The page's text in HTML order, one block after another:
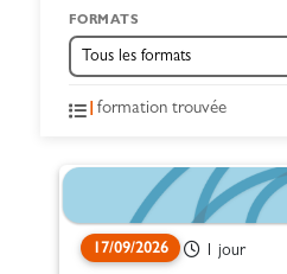
FORMATS
1 formation trouvée
17/09/2026 1 jour